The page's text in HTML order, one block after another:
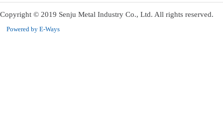
Copyright © 2019 Senju Metal Industry Co., Ltd. All rights reserved.
Powered by E-Ways